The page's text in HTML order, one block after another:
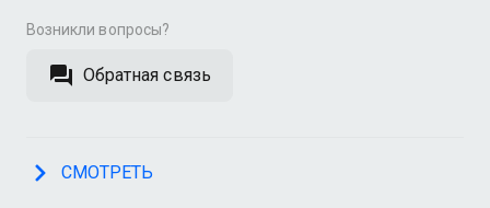
Возникли вопросы?
Обратная связь
СМОТРЕТЬ